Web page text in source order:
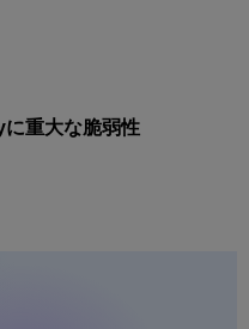
重大な脆弱性